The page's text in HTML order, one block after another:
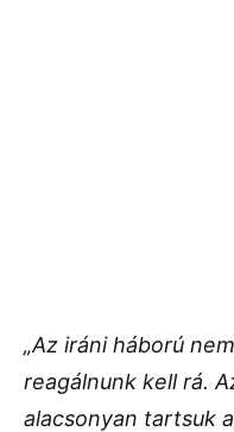
„Az iráni háború
reagálnunk kell rá.
alacsonyan tartsuk